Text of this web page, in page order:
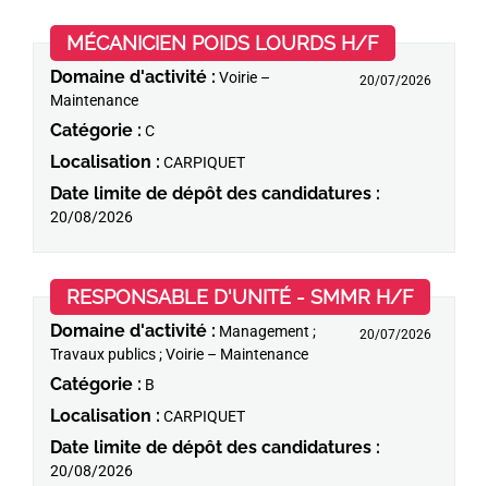
MÉCANICIEN POIDS LOURDS H/F(Nouvelle
20/07/2026
Domaine d'activité : Voirie –
Maintenance
Catégorie : C
Localisation : CARPIQUET
Date limite de dépôt des candidatures :
20/08/2026
RESPONSABLE D'UNITÉ - SMMR H/F
20/07/2026
Domaine d'activité : Management ;
Travaux publics ; Voirie – Maintenance
Catégorie : B
Localisation : CARPIQUET
Date limite de dépôt des candidatures :
20/08/2026